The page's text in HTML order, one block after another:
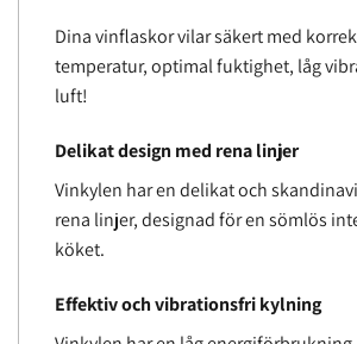
Dina vinflaskor vilar säkert med
temperatur, optimal fuktighet, låg
luft!
Delikat design med rena linjer
Vinkylen har en delikat och
rena linjer, designad för en sömlös
köket.
Effektiv och vibrationsfri kylning